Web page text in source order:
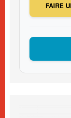
FAIRE